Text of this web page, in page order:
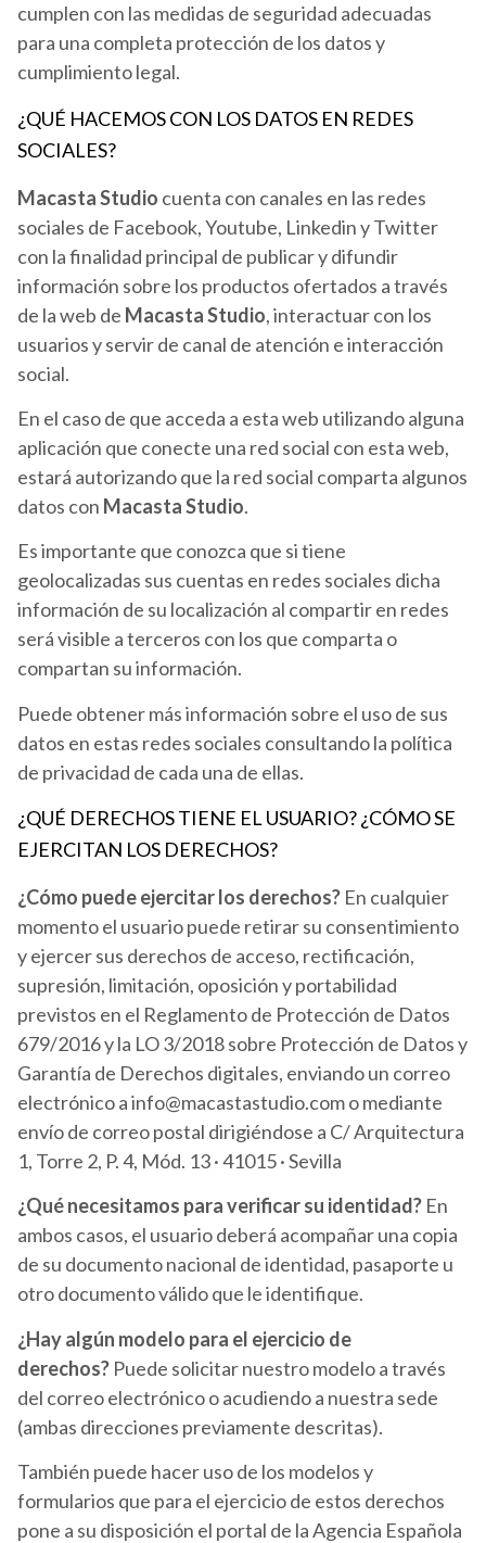
cumplen con las medidas de seguridad adecuadas
para una completa protección de los datos y
cumplimiento legal.
¿QUÉ HACEMOS CON LOS DATOS EN REDES
SOCIALES?
Macasta Studio cuenta con canales en las redes
sociales de Facebook, Youtube, Linkedin y Twitter
con la finalidad principal de publicar y difundir
información sobre los productos ofertados a través
de la web de Macasta Studio, interactuar con los
usuarios y servir de canal de atención e interacción
social.
En el caso de que acceda a esta web utilizando alguna
aplicación que conecte una red social con esta web,
estará autorizando que la red social comparta algunos
datos con Macasta Studio.
Es importante que conozca que si tiene
geolocalizadas sus cuentas en redes sociales dicha
información de su localización al compartir en redes
será visible a terceros con los que comparta o
compartan su información.
Puede obtener más información sobre el uso de sus
datos en estas redes sociales consultando la política
de privacidad de cada una de ellas.
¿QUÉ DERECHOS TIENE EL USUARIO? ¿CÓMO SE
EJERCITAN LOS DERECHOS?
¿Cómo puede ejercitar los derechos? En cualquier
momento el usuario puede retirar su consentimiento
y ejercer sus derechos de acceso, rectificación,
supresión, limitación, oposición y portabilidad
previstos en el Reglamento de Protección de Datos
679/2016 y la LO 3/2018 sobre Protección de Datos y
Garantía de Derechos digitales, enviando un correo
electrónico a info@macastastudio.com o mediante
envío de correo postal dirigiéndose a C/ Arquitectura
1, Torre 2, P. 4, Mód. 13 · 41015 · Sevilla
¿Qué necesitamos para verificar su identidad? En
ambos casos, el usuario deberá acompañar una copia
de su documento nacional de identidad, pasaporte u
otro documento válido que le identifique.
¿Hay algún modelo para el ejercicio de
derechos? Puede solicitar nuestro modelo a través
del correo electrónico o acudiendo a nuestra sede
(ambas direcciones previamente descritas).
También puede hacer uso de los modelos y
formularios que para el ejercicio de estos derechos
pone a su disposición el portal de la Agencia Española